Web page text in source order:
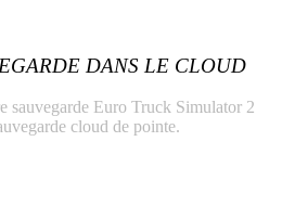
DANS LE CLOUD
sauvegarde Euro Truck Simulator 2
cloud de pointe.